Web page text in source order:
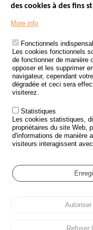
Menu
Footer
LES SITES PUBLICS
ÉTAT DE L’INSÉCURITÉ
TRAITEMENT DES
LA ROUTE
ETUDES ET RECHERCHES
APPEL À PROJETS
POLITIQUE DE SÉCURITÉ
Outils
AGENDA
GLOSSAIRE
Cookie settings
des cookies à des fins
More info
Fonctionnels
Les cookies fonctionnels
de fonctionner de manière
opposer et les supprimer
navigateur, cependant
dégradée et ceci sera
visiterez.
Statistiques
Les cookies statistiques,
propriétaires du site Web,
d'informations de manière
visiteurs interagissent
Refuser